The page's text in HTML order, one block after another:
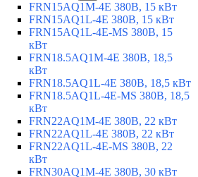
FRN15AQ1M-4E 380В, 15 кВт
FRN15AQ1L-4E 380В, 15 кВт
FRN15AQ1L-4E-MS 380В, 15
кВт
FRN18.5AQ1M-4E 380В, 18,5
кВт
FRN18.5AQ1L-4E 380В, 18,5 кВт
FRN18.5AQ1L-4E-MS 380В, 18,5
кВт
FRN22AQ1M-4E 380В, 22 кВт
FRN22AQ1L-4E 380В, 22 кВт
FRN22AQ1L-4E-MS 380В, 22
кВт
FRN30AQ1M-4E 380В, 30 кВт